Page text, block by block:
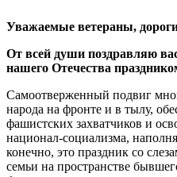
Уважаемые ветераны,
От всей души поздравляю
нашего Отечества
Самоотверженный подвиг
народа на фронте и в тылу,
фашистских захватчиков и
национал-социализма,
конечно, это праздник со
семьи на пространстве